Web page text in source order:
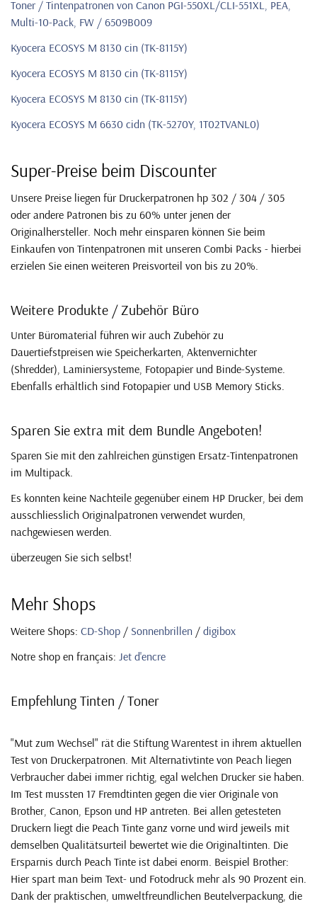
Toner / Tintenpatronen von Canon PGI-550XL/CLI-551XL, PEA,
Multi-10-Pack, FW / 6509B009
Kyocera ECOSYS M 8130 cin (TK-8115Y)
Kyocera ECOSYS M 8130 cin (TK-8115Y)
Kyocera ECOSYS M 8130 cin (TK-8115Y)
Kyocera ECOSYS M 6630 cidn (TK-5270Y, 1T02TVANL0)
Super-Preise beim Discounter
Unsere Preise liegen für Druckerpatronen hp 302 / 304 / 305
oder andere Patronen bis zu 60% unter jenen der
Originalhersteller. Noch mehr einsparen können Sie beim
Einkaufen von Tintenpatronen mit unseren Combi Packs - hierbei
erzielen Sie einen weiteren Preisvorteil von bis zu 20%.
Weitere Produkte / Zubehör Büro
Unter Büromaterial führen wir auch Zubehör zu
Dauertiefstpreisen wie Speicherkarten, Aktenvernichter
(Shredder), Laminiersysteme, Fotopapier und Binde-Systeme.
Ebenfalls erhältlich sind Fotopapier und USB Memory Sticks.
Sparen Sie extra mit dem Bundle Angeboten!
Sparen Sie mit den zahlreichen günstigen Ersatz-Tintenpatronen
im Multipack.
Es konnten keine Nachteile gegenüber einem HP Drucker, bei dem
ausschliesslich Originalpatronen verwendet wurden,
nachgewiesen werden.
überzeugen Sie sich selbst!
Mehr Shops
Weitere Shops: CD-Shop / Sonnenbrillen / digibox
Notre shop en français: Jet d'encre
Empfehlung Tinten / Toner
"Mut zum Wechsel" rät die Stiftung Warentest in ihrem aktuellen
Test von Druckerpatronen. Mit Alternativtinte von Peach liegen
Verbraucher dabei immer richtig, egal welchen Drucker sie haben.
Im Test mussten 17 Fremdtinten gegen die vier Originale von
Brother, Canon, Epson und HP antreten. Bei allen getesteten
Druckern liegt die Peach Tinte ganz vorne und wird jeweils mit
demselben Qualitätsurteil bewertet wie die Originaltinten. Die
Ersparnis durch Peach Tinte ist dabei enorm. Beispiel Brother:
Hier spart man beim Text- und Fotodruck mehr als 90 Prozent ein.
Dank der praktischen, umweltfreundlichen Beutelverpackung, die